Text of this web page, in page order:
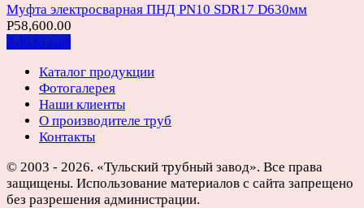
Муфта электросварная ПНД PN10 SDR17 D630мм
Р58,600.00
Add to cart
Каталог продукции
Фотогалерея
Наши клиенты
О производителе труб
Контакты
© 2003 - 2026. «Тульский трубный завод». Все права
защищены. Использование материалов с сайта запрещено
без разрешения администрации.